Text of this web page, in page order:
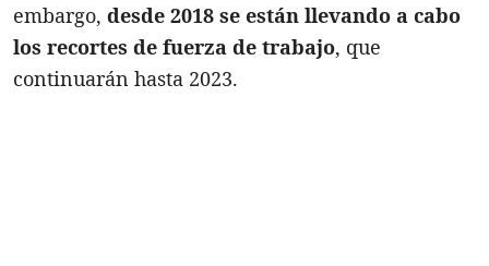
embargo, desde 2018 se están llevando a cabo
los recortes de fuerza de trabajo, que
continuarán hasta 2023.